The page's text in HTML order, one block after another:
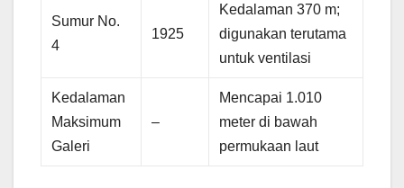
Sumur No.
4
1925
Kedalaman 370 m;
digunakan terutama
untuk ventilasi
Kedalaman
Maksimum
Galeri
–
Mencapai 1.010
meter di bawah
permukaan laut